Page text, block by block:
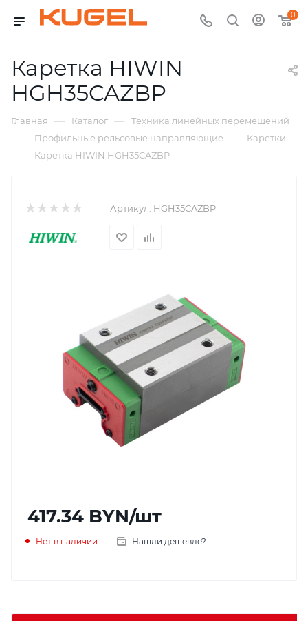
0
Каретка HIWIN
HGH35CAZBP
Главная — Каталог — Техника линейных перемещений
— Профильные рельсовые направляющие — Каретки
— Каретка HIWIN HGH35CAZBP
Артикул: HGH35CAZBP
417.34 BYN/шт
Нет в наличии Нашли дешевле?